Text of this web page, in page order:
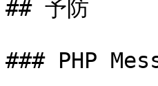
## 予防
### PHP